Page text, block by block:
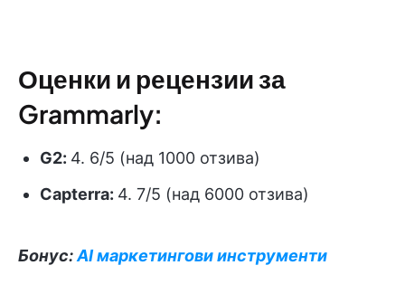
Оценки и рецензии за
Grammarly:
G2: 4. 6/5 (над 1000 отзива)
Capterra: 4. 7/5 (над 6000 отзива)
Бонус:AI маркетингови инструменти